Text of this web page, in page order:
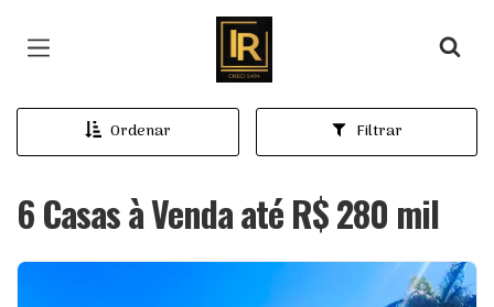
Página inicial
Ordenar Filtrar
6 Casas à Venda até R$ 280 mil